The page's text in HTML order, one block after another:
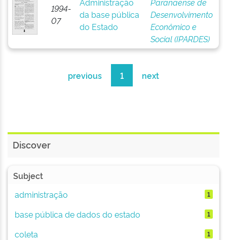
1994-
07
da base pública
do Estado
Desenvolvimento
Econômico e
Social (IPARDES)
previous 1 next
Discover
Subject
administração
1
base pública de dados do estado 1
coleta 1